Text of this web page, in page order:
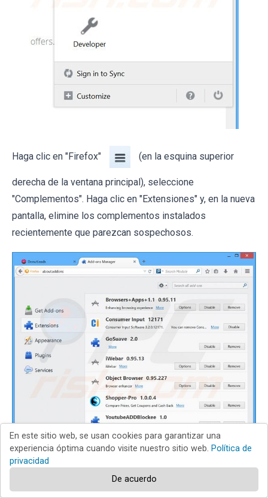
Haga clic en "Firefox" (en la esquina superior
derecha de la ventana principal), seleccione
"Complementos". Haga clic en "Extensiones" y, en la nueva
pantalla, elimine los complementos instalados
recientemente que parezcan sospechosos.
Método opcional:
Los usuarios con problemas para eliminar de donutquotes
En este sitio web, se usan cookies para garantizar una
experiencia óptima cuando visite nuestro sitio web. Política de
privacidad
De acuerdo